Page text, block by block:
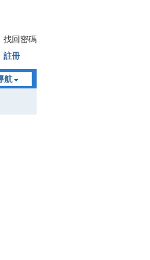
找回密碼
註冊
航